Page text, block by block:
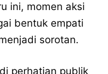
ini, momen aksi
bentuk empati
sorotan.
perhatian publik